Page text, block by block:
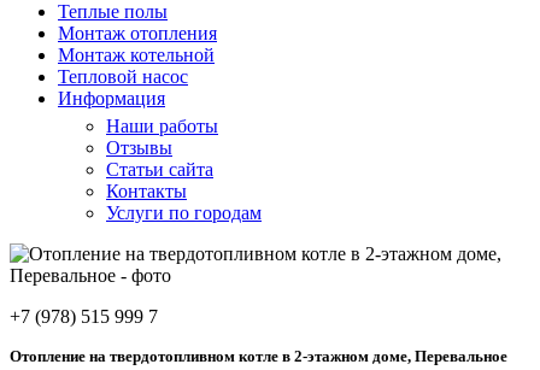
Теплые полы
Монтаж отопления
Монтаж котельной
Тепловой насос
Информация
Наши работы
Отзывы
Статьи сайта
Контакты
Услуги по городам
+7 (978) 515 999 7
Отопление на твердотопливном котле в 2-этажном доме, Перевальное